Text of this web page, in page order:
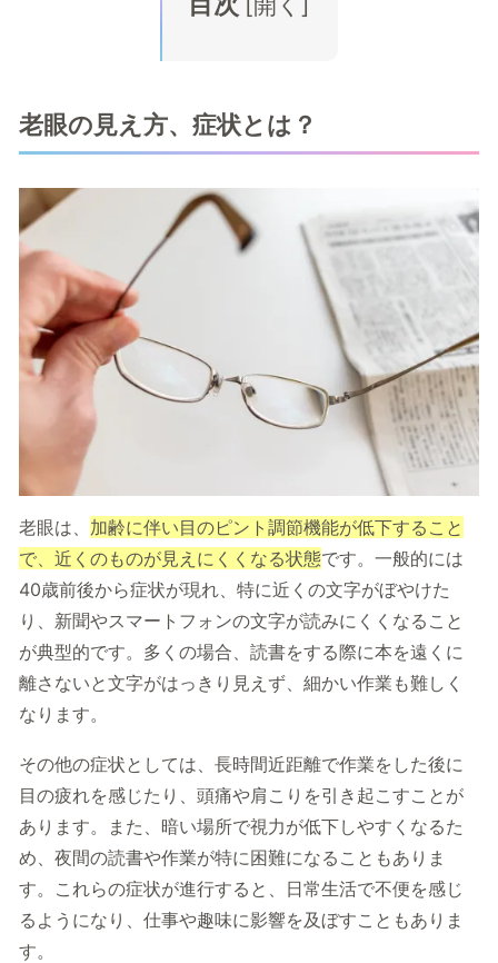
老眼の見え方、症状とは？
老眼は、 加齢に伴い目のピント調節機能が低下すること
で、近くのものが見えにくくなる状態です。一般的には
40歳前後から症状が現れ、特に近くの文字がぼやけた
り、新聞やスマートフォンの文字が読みにくくなること
が典型的です。多くの場合、読書をする際に本を遠くに
離さないと文字がはっきり見えず、細かい作業も難しく
なります。
その他の症状としては、長時間近距離で作業をした後に
目の疲れを感じたり、頭痛や肩こりを引き起こすことが
あります。また、暗い場所で視力が低下しやすくなるた
め、夜間の読書や作業が特に困難になることもありま
す。これらの症状が進行すると、日常生活で不便を感じ
るようになり、仕事や趣味に影響を及ぼすこともありま
す。